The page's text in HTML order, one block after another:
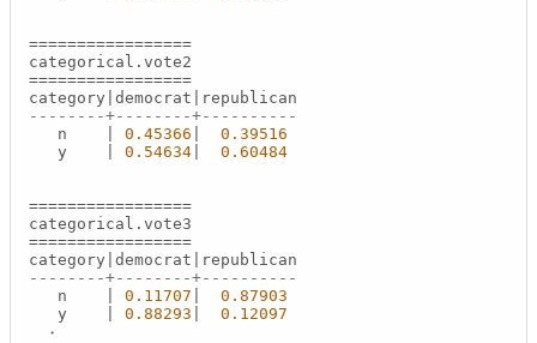
=================
=================
category democrat
--------+--------+----------
   n
0.45366
0.39516
   y
0.54634 0.60484
=================
=================
category democrat
--------+--------+----------
   n
0.11707
0.87903
   y
0.88293
0.12097
・